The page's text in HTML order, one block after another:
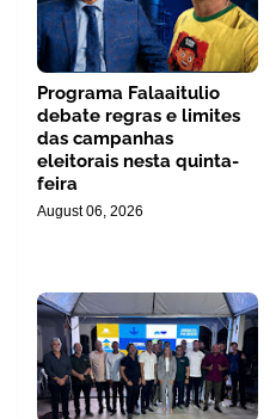
Programa Falaaitulio
debate regras e limites
das campanhas
eleitorais nesta quinta-
feira
August 06, 2026